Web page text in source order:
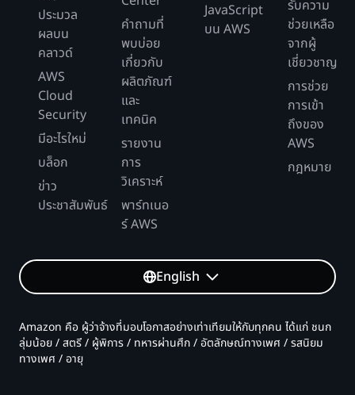
ประมวล
ผลบน
คลาวด์
AWS
Cloud
Security
มีอะไรใหม่
บล็อก
ข่าว
ประชาสัมพันธ์
คำถามที่
พบบ่อย
เกี่ยวกับ
ผลิตภัณฑ์
และ
เทคนิค
รายงาน
การ
วิเคราะห์
พาร์ทเนอ
ร์ AWS
JavaScript
บน AWS
รับความ
ช่วยเหลือ
จากผู้
เชี่ยวชาญ
การช่วย
การเข้า
ถึงของ
AWS
กฎหมาย
English
Amazon คือ ผู้ว่าจ้างที่มอบโอกาสอย่างเท่าเทียมให้กับทุกคน ได้แก่ ชนก
ลุ่มน้อย / สตรี / ผู้พิการ / ทหารผ่านศึก / อัตลักษณ์ทางเพศ / รสนิยม
ทางเพศ / อายุ